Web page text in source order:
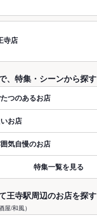
寺店
、特集・シーンから探す
つのあるお店
お店
気自慢のお店
特集一覧を見る
王寺駅周辺のお店を探す
屋/和風）